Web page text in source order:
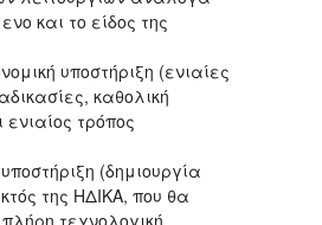
και το είδος της
υποστήριξη (ενιαίες
καθολική
τρόπος
(δημιουργία
της ΗΔΙΚΑ, που θα
τεχνολογική